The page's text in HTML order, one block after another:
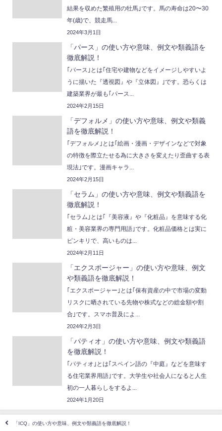
結果を収めた繁殖用の牡馬｣です。馬の寿命は20〜30
年(歳)で、競走馬...
2024年3月1日
「パース」の使い方や意味、例文や類義語を
徹底解説！
｢パース｣とは｢住宅や建物などをイメージしやすいよ
うに描いた『透視図』や『立体図』｣です。恐らくは
建築業界が最も｢パース...
2024年2月15日
「デフォルメ」の使い方や意味、例文や類義
語を徹底解説！
｢デフォルメ｣とは｢絵画・漫画・デザインなどで対象
の特徴を際立たせる為に大きさを変えたり歪曲する表
現法｣です。漫画キャラ...
2024年2月15日
「セラム」の使い方や意味、例文や類義語を
徹底解説！
｢セラム｣とは｢『美容液』や『化粧品』を意味する化
粧・美容業界の専門用語｣です。化粧品価格とは実に
ピンキリで、高いものは...
2024年2月11日
「エクスポージャー」の使い方や意味、例文
や類義語を徹底解説！
｢エクスポージャー｣とは｢保有資産の中で市場の変動
リスクに晒されている先物や株式などの総金額や割
合｣です。スマホ普及によ...
2024年2月3日
「パティオ」の使い方や意味、例文や類義語
を徹底解説！
｢パティオ｣とは｢スペイン語の『中庭』などを意味す
る住宅業界用語｣です。大学生や社会人になると人生
初の一人暮らしをするよ...
2024年1月20日
「ICQ」の使い方や意味、例文や類義語を徹底解説！